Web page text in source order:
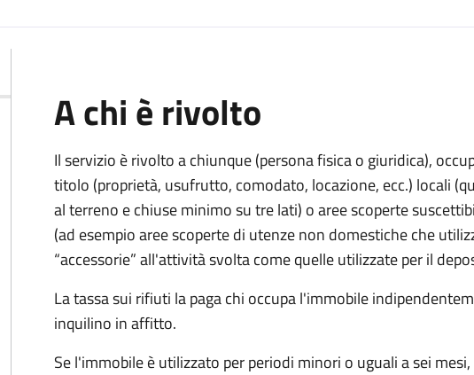
A chi è rivolto
Il servizio è rivolto a chiunque (persona fisica o giuridica),
titolo (proprietà, usufrutto, comodato, locazione, ecc.) locali
al terreno e chiuse minimo su tre lati) o aree scoperte
(ad esempio aree scoperte di utenze non domestiche che
“accessorie” all'attività svolta come quelle utilizzate per il
La tassa sui rifiuti la paga chi occupa l'immobile
inquilino in affitto.
Se l'immobile è utilizzato per periodi minori o uguali a sei